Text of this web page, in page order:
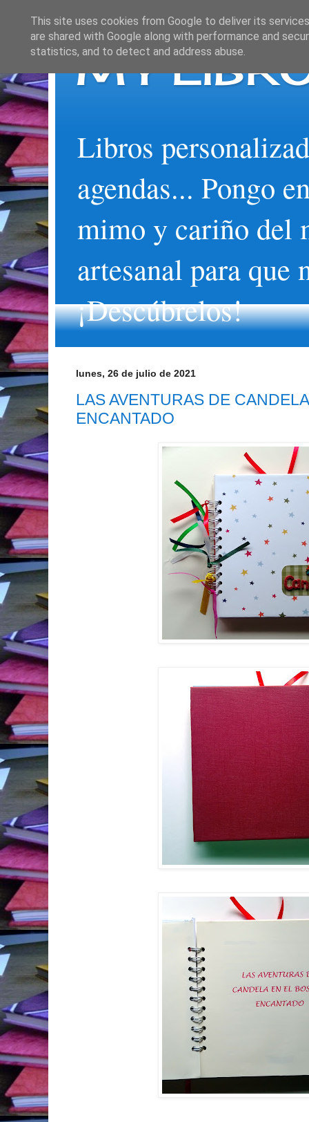
MY
Libros
agendas... Pongo
mimo y cariño del
artesanal para que
¡Descúbrelos!
lunes, 26 de julio de 2021
LAS AVENTURAS DE
ENCANTADO
This site uses cookies from Google to deliver its
are shared with Google along with performance and
statistics, and to detect and address abuse.